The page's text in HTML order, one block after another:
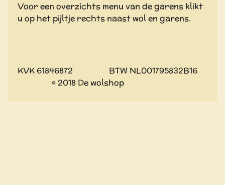
Voor een overzichts menu van de garens klikt
u op het pijltje rechts naast wol en garens.
KVK 61846872 BTW NL001795832B16
© 2018 De wolshop